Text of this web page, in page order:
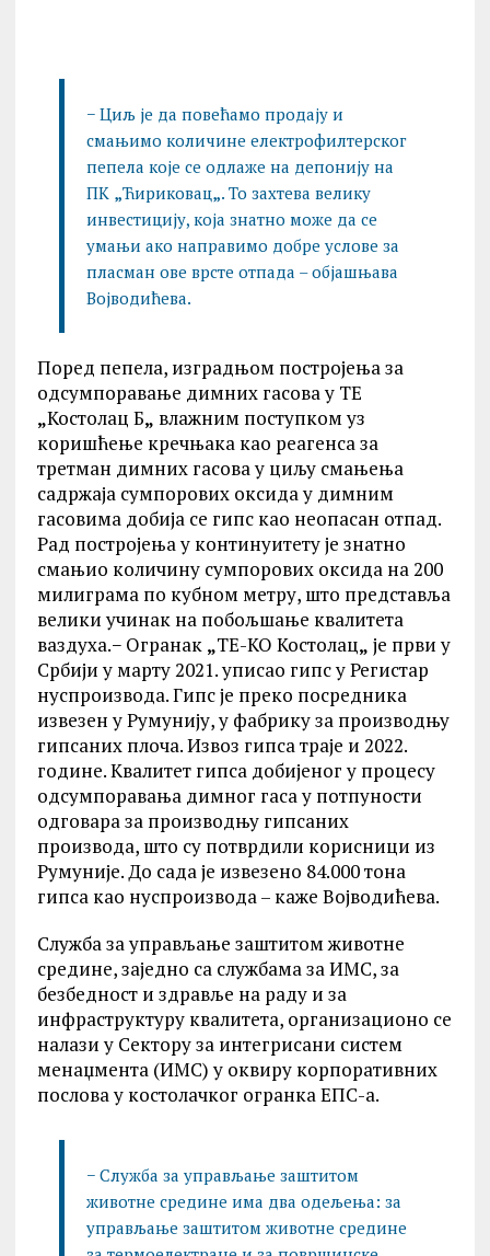
− Циљ је да повећамо продају и
смањимо количине електрофилтерског
пепела које се одлаже на депонију на
ПК „Ћириковац„. То захтева велику
инвестицију, која знатно може да се
умањи ако направимо добре услове за
пласман ове врсте отпада – објашњава
Војводићева.
Поред пепела, изградњом постројења за
одсумпоравање димних гасова у ТЕ
„Костолац Б„ влажним поступком уз
коришћење кречњака као реагенса за
третман димних гасова у циљу смањења
садржаја сумпорових оксида у димним
гасовима добија се гипс као неопасан отпад.
Рад постројења у континуитету је знатно
смањио количину сумпорових оксида на 200
милиграма по кубном метру, што представља
велики учинак на побољшање квалитета
ваздуха.− Огранак „ТЕ-КО Костолац„ је први у
Србији у марту 2021. уписао гипс у Регистар
нуспроизвода. Гипс је преко посредника
извезен у Румунију, у фабрику за производњу
гипсаних плоча. Извоз гипса траје и 2022.
године. Квалитет гипса добијеног у процесу
одсумпоравања димног гаса у потпуности
одговара за производњу гипсаних
производа, што су потврдили корисници из
Румуније. До сада је извезено 84.000 тона
гипса као нуспроизвода – каже Војводићева.
Служба за управљање заштитом животне
средине, заједно са службама за ИМС, за
безбедност и здравље на раду и за
инфраструктуру квалитета, организационо се
налази у Сектору за интегрисани систем
менаџмента (ИМС) у оквиру корпоративних
послова у костолачког огранка ЕПС-а.
− Служба за управљање заштитом
животне средине има два одељења: за
управљање заштитом животне средине